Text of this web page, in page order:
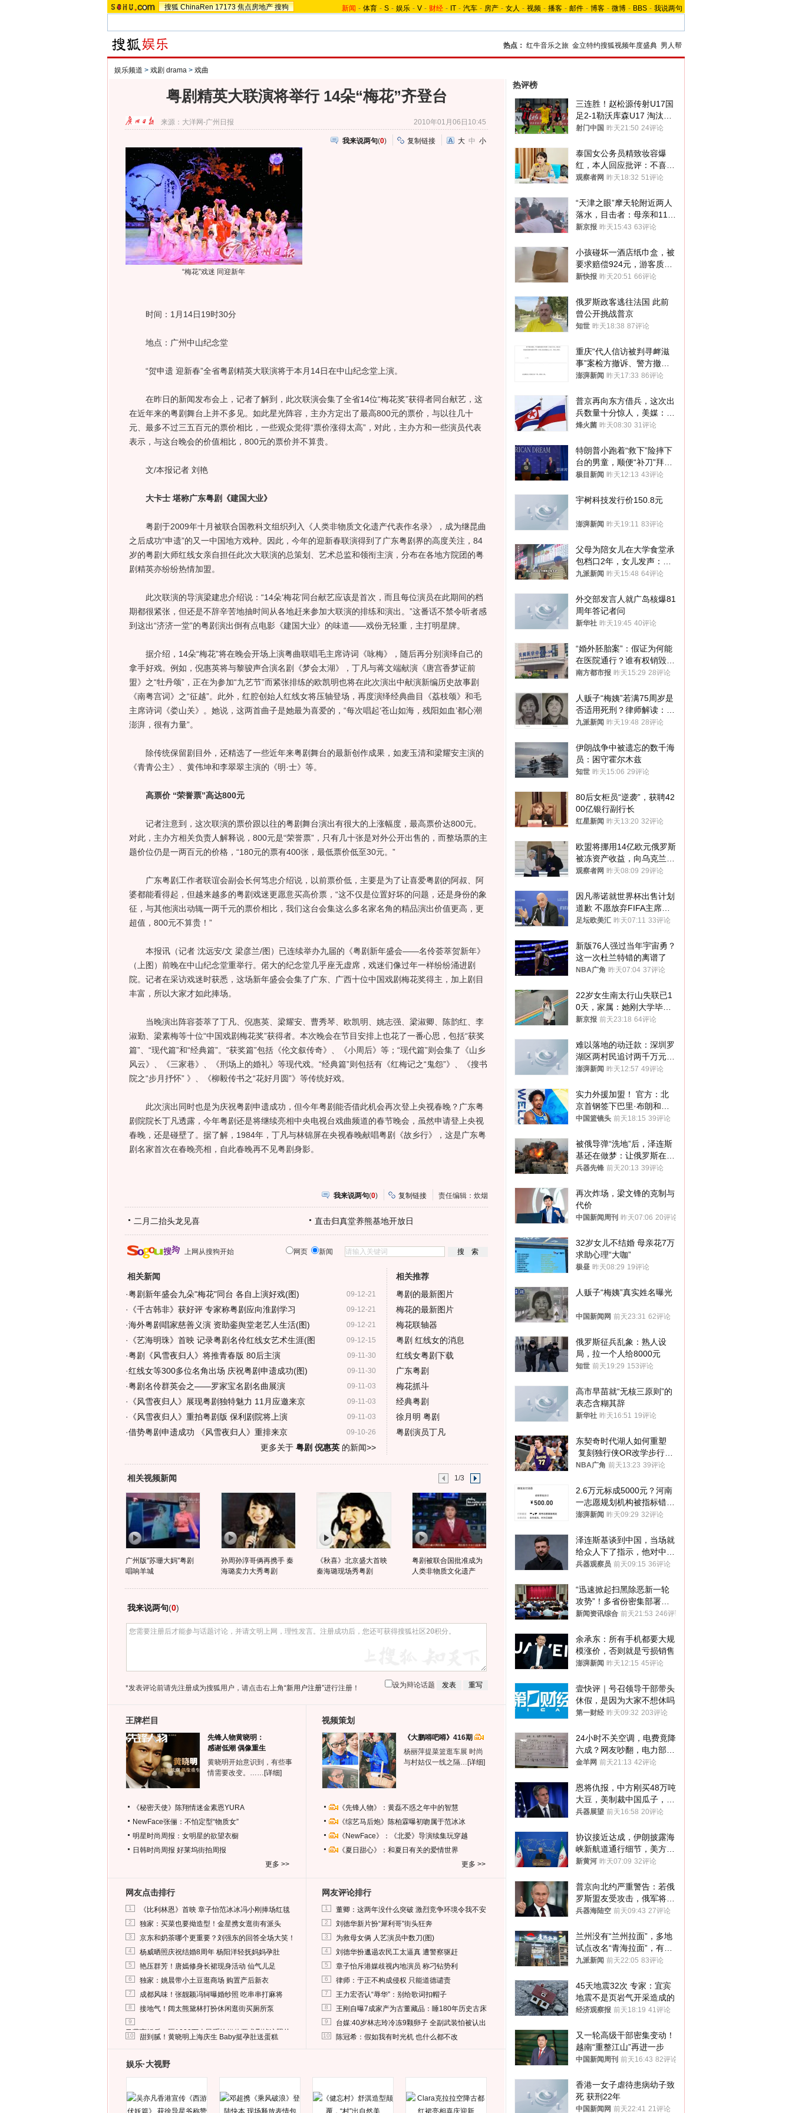
搜狐 ChinaRen 17173 焦点房地产 搜狗 新闻 - 体育 - S - 娱乐 - V - 财经 - IT - 汽车 - 房产 - 女人 - 视频 - 播客 - 邮件 - 博客 - 微博 - BBS - 我说两句
热点： 红牛音乐之旅 金立特约搜狐视频年度盛典 男人帮
娱乐频道 > 戏剧 drama > 戏曲
粤剧精英大联演将举行 14朵“梅花”齐登台
来源： 大洋网-广州日报 2010年01月06日10:45
我来说两句(0) 复制链接 大 中 小
“梅花”戏迷 同迎新年
时间：1月14日19时30分
地点：广州中山纪念堂
“贺申遗 迎新春”全省粤剧精英大联演将于本月14日在中山纪念堂上演。
在昨日的新闻发布会上，记者了解到，此次联演会集了全省14位“梅花奖”获得者同台献艺，这
在近年来的粤剧舞台上并不多见。如此星光阵容，主办方定出了最高800元的票价，与以往几十
元、最多不过三五百元的票价相比，一些观众觉得“票价涨得太高”，对此，主办方和一些演员代表
表示，与这台晚会的价值相比，800元的票价并不算贵。
文/本报记者 刘艳
大卡士 堪称广东粤剧《建国大业》
粤剧于2009年十月被联合国教科文组织列入《人类非物质文化遗产代表作名录》，成为继昆曲
之后成功“申遗”的又一中国地方戏种。因此，今年的迎新春联演得到了广东粤剧界的高度关注，84
岁的粤剧大师红线女亲自担任此次大联演的总策划、艺术总监和领衔主演，分布在各地方院团的粤
剧精英亦纷纷热情加盟。
此次联演的导演梁建忠介绍说：“14朵‘梅花’同台献艺应该是首次，而且每位演员在此期间的档
期都很紧张，但还是不辞辛苦地抽时间从各地赶来参加大联演的排练和演出。”这番话不禁令听者感
到这出“济济一堂”的粤剧演出倒有点电影《建国大业》的味道——戏份无轻重，主打明星牌。
据介绍，14朵“梅花”将在晚会开场上演粤曲联唱毛主席诗词《咏梅》，随后再分别演绎自己的
拿手好戏。例如，倪惠英将与黎骏声合演名剧《梦会太湖》，丁凡与蒋文端献演《唐宫香梦证前
盟》之“牡丹颂”，正在为参加“九艺节”而紧张排练的欧凯明也将在此次演出中献演新编历史故事剧
《南粤宫词》之“征越”。此外，红腔创始人红线女将压轴登场，再度演绎经典曲目《荔枝颂》和毛
主席诗词《娄山关》。她说，这两首曲子是她最为喜爱的，“每次唱起‘苍山如海，残阳如血’都心潮
澎湃，很有力量”。
除传统保留剧目外，还精选了一些近年来粤剧舞台的最新创作成果，如麦玉清和梁耀安主演的
《青青公主》、黄伟坤和李翠翠主演的《明·士》等。
高票价 “荣誉票”高达800元
记者注意到，这次联演的票价跟以往的粤剧舞台演出有很大的上涨幅度，最高票价达800元。
对此，主办方相关负责人解释说，800元是“荣誉票”，只有几十张是对外公开出售的，而整场票的主
题价位仍是一两百元的价格，“180元的票有400张，最低票价低至30元。”
广东粤剧工作者联谊会副会长何笃忠介绍说，以前票价低，主要是为了让喜爱粤剧的阿叔、阿
婆都能看得起，但越来越多的粤剧戏迷更愿意买高价票，“这不仅是位置好坏的问题，还是身份的象
征，与其他演出动辄一两千元的票价相比，我们这台会集这么多名家名角的精品演出价值更高，更
超值，800元不算贵！”
本报讯（记者 沈远安/文 梁彦兰/图）已连续举办九届的《粤剧新年盛会——名伶荟萃贺新年》
（上图）前晚在中山纪念堂重举行。偌大的纪念堂几乎座无虚席，戏迷们像过年一样纷纷涌进剧
院。记者在采访戏迷时获悉，这场新年盛会会集了广东、广西十位中国戏剧梅花奖得主，加上剧目
丰富，所以大家才如此捧场。
当晚演出阵容荟萃了丁凡、倪惠英、梁耀安、曹秀琴、欧凯明、姚志强、梁淑卿、陈韵红、李
淑勤、梁素梅等十位“中国戏剧梅花奖”获得者。本次晚会在节目安排上也花了一番心思，包括“获奖
篇”、“现代篇”和“经典篇”。“获奖篇”包括《伦文叙传奇》、《小周后》等；“现代篇”则会集了《山乡
风云》、《三家巷》、《刑场上的婚礼》等现代戏。“经典篇”则包括有《红梅记之“鬼怨”》、《搜书
院之“步月抒怀” 》、《柳毅传书之“花好月圆”》等传统好戏。
此次演出同时也是为庆祝粤剧申遗成功，但今年粤剧能否借此机会再次登上央视春晚？广东粤
剧院院长丁凡透露，今年粤剧还是将继续亮相中央电视台戏曲频道的春节晚会，虽然申请登上央视
春晚，还是碰壁了。据了解，1984年，丁凡与林锦屏在央视春晚献唱粤剧《故乡行》，这是广东粤
剧名家首次在春晚亮相，自此春晚再不见粤剧身影。
我来说两句(0) 复制链接 责任编辑：炊烟
二月二抬头龙见喜 直击归真堂养熊基地开放日
上网从搜狗开始 网页 新闻
相关新闻
09-12-21
·粤剧新年盛会九朵"梅花"同台 各自上演好戏(图)
09-12-21
· 《千古韩非》获好评 专家称粤剧应向淮剧学习
09-12-21
·海外粤剧唱家慈善义演 资助銮舆堂老艺人生活(图)
09-12-15
· 《艺海明珠》首映 记录粤剧名伶红线女艺术生涯(图
09-11-30
·粤剧《风雪夜归人》将推青春版 80后主演
09-11-30
·红线女等300多位名角出场 庆祝粤剧申遗成功(图)
09-11-03
·粤剧名伶群英会之——罗家宝名剧名曲展演
09-11-03
· 《风雪夜归人》展现粤剧独特魅力 11月应邀来京
09-11-03
· 《风雪夜归人》重拍粤剧版 保利剧院将上演
09-10-26
·借势粤剧申遗成功 《风雪夜归人》重排来京
更多关于 粤剧 倪惠英的新闻>>
相关推荐
粤剧的最新图片
梅花的最新图片
梅花联轴器
粤剧 红线女的消息
红线女粤剧下载
广东粤剧
梅花抓斗
经典粤剧
徐月明 粤剧
粤剧演员丁凡
相关视频新闻 1/3
广州版"苏珊大妈"粤剧
唱响羊城
孙周孙淳哥俩再携手 秦
海璐卖力大秀粤剧
《秋喜》北京盛大首映
秦海璐现场秀粤剧
粤剧被联合国批准成为
人类非物质文化遗产
我来说两句(0)
*发表评论前请先注册成为搜狐用户，请点击右上角“新用户注册”进行注册！ 设为辩论话题
王牌栏目
先锋人物黄晓明：
感谢低潮 偶像重生
黄晓明开始意识到，有些事
情需要改变。…… [详细]
《秘密天使》陈翔情迷金素恩YURA
NewFace张俪：不怕定型“物质女”
明星时尚周报：女明星的欲望衣橱
日韩时尚周报 好莱坞街拍周报
更多 >>
视频策划
《大鹏嘚吧嘚》416期
杨丽萍提菜篮逛车展 时尚
与村姑仅一线之隔… [详细]
《先锋人物》：黄磊不惑之年中的智慧
《综艺马后炮》陈柏霖曝初吻属于范冰冰
《NewFace》：《北爱》导演续集玩穿越
《夏日甜心》：和夏日有关的爱情世界
更多 >>
网友点击排行
1 《比利林恩》首映 章子怡范冰冰冯小刚捧场红毯
2 独家：买菜也要拗造型！金星携女逛街有派头
3 京东和奶茶哪个更重要？刘强东的回答全场大笑！
4 杨威晒照庆祝结婚8周年 杨阳洋轻抚妈妈孕肚
5 艳压群芳！唐嫣修身长裙现身活动 仙气儿足
6 独家：姚晨带小土豆逛商场 购置产后新衣
7 成都风味！张靓颖冯轲曝婚纱照 吃串串打麻将
8 接地气！阔太熊黛林打扮休闲逛街买厕所泵
9
马蓉离婚后，砸1000万人民币给媒体要求删掉这照片
10 甜到腻！黄晓明上海庆生 Baby挺孕肚送蛋糕
网友评论排行
1 董卿：这两年没什么突破 激烈竞争环境令我不安
2 刘德华新片扮“犀利哥”街头狂奔
3 为救母女俩 人艺演员中数刀(图)
4 刘德华扮邋遢农民工太逼真 遭警察驱赶
5 章子怡斥港媒歧视内地演员 称刁钻势利
6 律师：于正不构成侵权 只能道德谴责
7 王力宏否认“辱华”：别给歌词扣帽子
8 王刚自曝7成家产为古董藏品：睡180年历史古床
9 台媒:40岁林志玲冷冻9颗卵子 全副武装怕被认出
10 陈冠希：假如我有时光机 也什么都不改
娱乐·大视野
热评榜
三连胜！赵松源传射U17国
足2-1勒沃库森U17 淘汰赛
将战河床
射门中国 昨天21:50 24评论
泰国女公务员精致妆容爆
红，本人回应批评：不喜欢
就别看
观察者网 昨天18:32 51评论
“天津之眼”摩天轮附近两人
落水，目击者：母亲和11岁
儿子先后被打捞上岸
新京报 昨天15:43 63评论
小孩碰坏一酒店纸巾盒，被
要求赔偿924元，游客质疑
酒店房客物品超高标价，市
新快报 昨天20:51 66评论
俄罗斯政客逃往法国 此前
曾公开挑战普京
知世 昨天18:38 87评论
重庆“代人信访被判寻衅滋
事”案检方撤诉、警方撤
案，两被告人获国赔
澎湃新闻 昨天17:33 86评论
普京再向东方借兵，这次出
兵数量十分惊人，美媒：俄
朝要动真格？
烽火菌 昨天08:30 31评论
特朗普小跑着“救下”险摔下
台的男童，顺便“补刀”拜
登：“我可不想他像拜登一
极目新闻 昨天12:13 43评论
宇树科技发行价150.8元
澎湃新闻 昨天19:11 83评论
父母为陪女儿在大学食堂承
包档口2年，女儿发声：初
衷是为了陪伴，毕业后将不
九派新闻 昨天15:48 64评论
外交部发言人就广岛核爆81
周年答记者问
新华社 昨天19:45 40评论
“婚外胚胎案”：假证为何能
在医院通行？谁有权销毁胚
胎？
南方都市报 昨天15:29 28评论
人贩子“梅姨”若满75周岁是
否适用死刑？律师解读：很
大概率不会被判处死刑
九派新闻 昨天19:48 28评论
伊朗战争中被遗忘的数千海
员：困守霍尔木兹
知世 昨天15:06 29评论
80后女柜员“逆袭”，获聘42
00亿银行副行长
红星新闻 昨天13:20 32评论
欧盟将挪用14亿欧元俄罗斯
被冻资产收益，向乌克兰提
供援助
观察者网 昨天08:09 29评论
因凡蒂诺就世界杯出售计划
道歉 不愿放弃FIFA主席职
位
足坛欧美汇 昨天07:11 33评论
新版76人强过当年宇宙勇？
这一次杜兰特错的离谱了
NBA广角 昨天07:04 37评论
22岁女生南太行山失联已1
0天，家属：她刚大学毕业
想到山里旅行
新京报 前天23:18 64评论
难以落地的动迁款：深圳罗
湖区两村民追讨两千万元动
迁款八年未果
澎湃新闻 昨天12:57 49评论
实力外援加盟！ 官方：北
京首钢签下巴里·布朗和桑
普森
中国篮镜头 前天18:15 39评论
被俄导弹“洗地”后，泽连斯
基还在做梦：让俄罗斯在冬
季前求和？
兵器先锋 前天20:13 39评论
再次炸场，梁文锋的克制与
代价
中国新闻周刊 昨天07:06 20评论
32岁女儿不结婚 母亲花7万
求助心理“大咖”
极昼 昨天08:29 19评论
人贩子“梅姨”真实姓名曝光
中国新闻网 前天23:31 62评论
俄罗斯征兵乱象：熟人设
局，拉一个人给8000元
知世 前天19:29 153评论
高市早苗就“无核三原则”的
表态含糊其辞
新华社 昨天16:51 19评论
东契奇时代湖人如何重塑
复刻独行侠OR改学步行
者？
NBA广角 前天13:23 39评论
2.6万元标成5000元？河南
一志愿规划机构被指标错学
费致考生复读
澎湃新闻 昨天09:29 32评论
泽连斯基谈到中国，当场就
给众人下了指示，他对中国
和中乌关系，显然又有了新
兵器观察员 前天09:15 36评论
“迅速掀起扫黑除恶新一轮
攻势”！多省份密集部署，
公布举报方式
新闻资讯综合 前天21:53 246评论
余承东：所有手机都要大规
模涨价，否则就是亏损销售
澎湃新闻 昨天12:15 45评论
壹快评｜号召领导干部带头
休假，是因为大家不想休吗
第一财经 昨天09:32 203评论
24小时不关空调，电费竟降
六成？网友吵翻，电力部门
回应→
金羊网 前天21:13 42评论
恩将仇报，中方刚买48万吨
大豆，美制裁中国瓜子，布
林肯措辞变了
兵器展望 前天16:58 20评论
协议接近达成，伊朗披露海
峡新航道通行细节，美方再
提“倒计时”
新黄河 昨天07:09 32评论
普京向北约严重警告：若俄
罗斯盟友受攻击，俄军将动
用核武器保护
兵器海陆空 前天09:43 27评论
兰州没有“兰州拉面”，多地
试点改名“青海拉面”，有商
家改名已两年
九派新闻 前天22:05 83评论
45天地震32次 专家：宜宾
地震不是页岩气开采造成的
经济观察报 前天18:19 41评论
又一轮高级干部密集变动！
越南“重整江山”再进一步
中国新闻周刊 前天16:43 82评论
香港一女子虐待患病幼子致
死 获刑22年
中国新闻网 前天22:41 21评论